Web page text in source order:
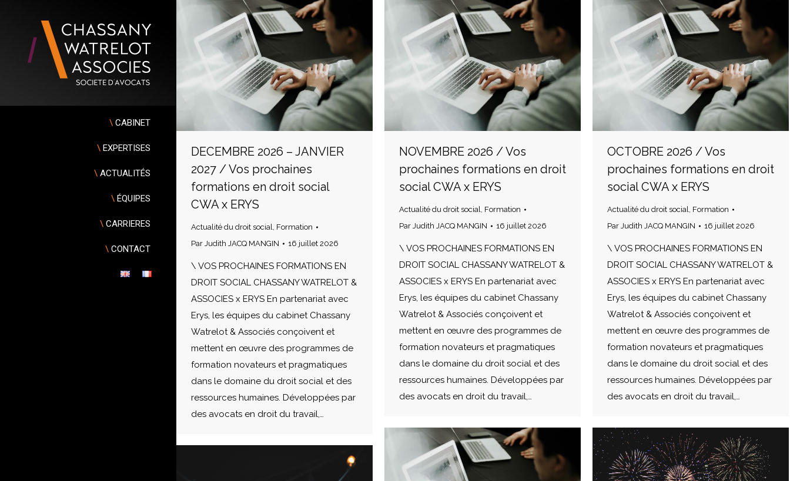
\ CABINET
\ EXPERTISES
\ ACTUALITÉS
\ ÉQUIPES
\ CARRIERES
\ CONTACT
DECEMBRE 2026 – JANVIER
2027 / Vos prochaines
formations en droit social
CWA x ERYS
Actualité du droit social
Formation
Par Judith JACQ MANGIN 16 juillet 2026
\ VOS PROCHAINES FORMATIONS EN
DROIT SOCIAL CHASSANY WATRELOT &
ASSOCIES x ERYS En partenariat avec
Erys, les équipes du cabinet Chassany
Watrelot & Associés conçoivent et
mettent en œuvre des programmes de
formation novateurs et pragmatiques
dans le domaine du droit social et des
ressources humaines. Développées par
des avocats en droit du travail,…
NOVEMBRE 2026 / Vos
prochaines formations en droit
social CWA x ERYS
Actualité du droit social
Formation
Par Judith JACQ MANGIN 16 juillet 2026
\ VOS PROCHAINES FORMATIONS EN
DROIT SOCIAL CHASSANY WATRELOT &
ASSOCIES x ERYS En partenariat avec
Erys, les équipes du cabinet Chassany
Watrelot & Associés conçoivent et
mettent en œuvre des programmes de
formation novateurs et pragmatiques
dans le domaine du droit social et des
ressources humaines. Développées par
des avocats en droit du travail,…
OCTOBRE 2026 / Vos
prochaines formations en droit
social CWA x ERYS
Actualité du droit social
Formation
Par Judith JACQ MANGIN 16 juillet 2026
\ VOS PROCHAINES FORMATIONS EN
DROIT SOCIAL CHASSANY WATRELOT &
ASSOCIES x ERYS En partenariat avec
Erys, les équipes du cabinet Chassany
Watrelot & Associés conçoivent et
mettent en œuvre des programmes de
formation novateurs et pragmatiques
dans le domaine du droit social et des
ressources humaines. Développées par
des avocats en droit du travail,…